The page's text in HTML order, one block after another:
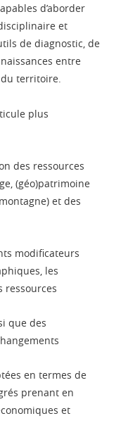
d’aborder
et
de diagnostic, de
entre
territoire.
plus
des ressources
(géo)patrimoine
et des
modificateurs
les
ressources
que des
en termes de
prenant en
et